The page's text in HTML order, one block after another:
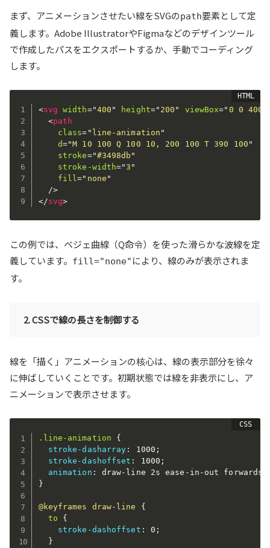
まず、アニメーションさせたい線をSVGのpath要素として定
義します。Adobe IllustratorやFigmaなどのデザインツール
で作成したパスをエクスポートするか、手動でコーディング
します。
<svg width="400 " height=" 200 " viewBox=" 0 0 400
<path
class= " line-animation "
d="M 10 100 Q 100 10, 200 100 T 390 100 "
stroke="#3498db "
stroke-width=" 3 "
fill=" none "
/>
</svg>
この例では、ベジェ曲線（Q命令）を使った滑らかな波線を定
義しています。 fill="none" により、線のみが表示されま
す。
2. CSSで線の長さを制御する
線を「描く」アニメーションの核心は、線の表示部分を徐々
に伸ばしていくことです。初期状態では線を非表示にし、ア
ニメーションで表示させます。
.line-animation
{
stroke-dasharray : 1000 ;
stroke-dashoffset : 1000 ;
animation : draw-line 2s ease-in-out forwards
}
@keyframes draw-line
{
to
{
stroke-dashoffset : 0 ;
}